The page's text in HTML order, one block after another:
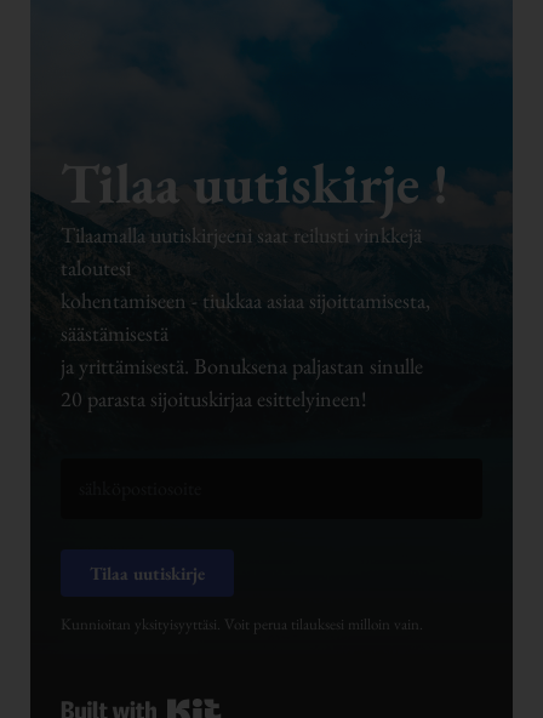
Tilaa uutiskirje !
Tilaamalla uutiskirjeeni saat reilusti vinkkejä
taloutesi
kohentamiseen - tiukkaa asiaa sijoittamisesta,
säästämisestä
ja yrittämisestä. Bonuksena paljastan sinulle
20 parasta sijoituskirjaa esittelyineen!
Tilaa uutiskirje
Kunnioitan yksityisyyttäsi. Voit perua tilauksesi milloin vain.